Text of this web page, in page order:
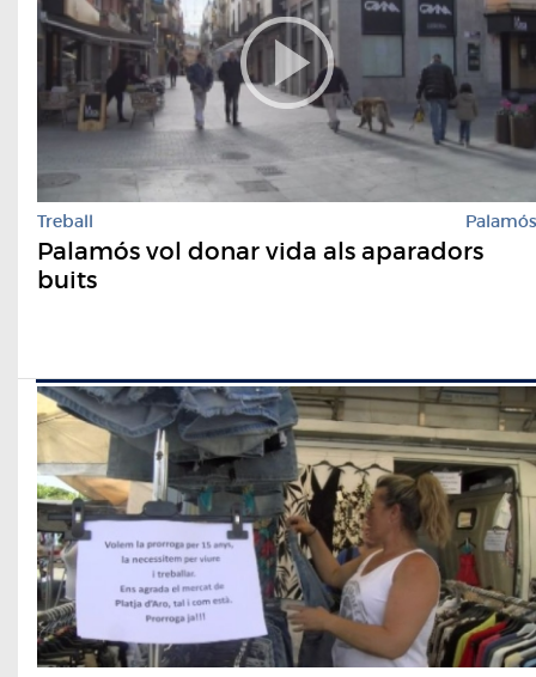
Treball Palamós
Palamós vol donar vida als aparadors
buits